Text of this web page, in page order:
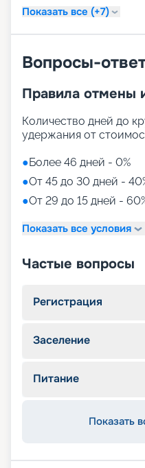
Показать все (+7)
Вопросы-
Правила отмены
Количество дней до
удержания от
●Более 46 дней - 0%
●От 45 до 30 дней -
●От 29 до 15 дней -
Показать все условия
Частые вопросы
Регистрация
Заселение
Питание
Показать